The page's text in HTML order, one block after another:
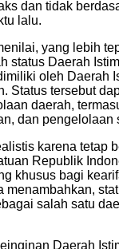
dan tidak
lalu.
yang lebih
status Daerah
oleh Daerah
Status tersebut
daerah,
dan pengelolaan
karena tetap
Republik
khusus bagi
menambahkan,
salah satu
Daerah